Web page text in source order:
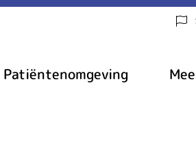
Patiëntenomgeving